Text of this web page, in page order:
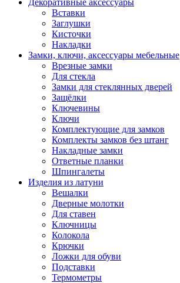
Вставки
Заглушки
Кисточки
Накладки
Замки, ключи, аксессуары мебельные
Врезные замки
Для стекла
Замки для стеклянных дверей
Защёлки
Ключевины
Ключи
Комплектующие для замков
Комплекты замков без штанг
Накладные замки
Ответные планки
Шпингалеты
Изделия из латуни
Вешалки
Дверные молотки
Для ставен
Ключницы
Колокола
Крючки
Ложки для обуви
Подставки
Термометры